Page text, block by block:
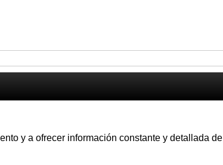
y a ofrecer información constante y detallada de